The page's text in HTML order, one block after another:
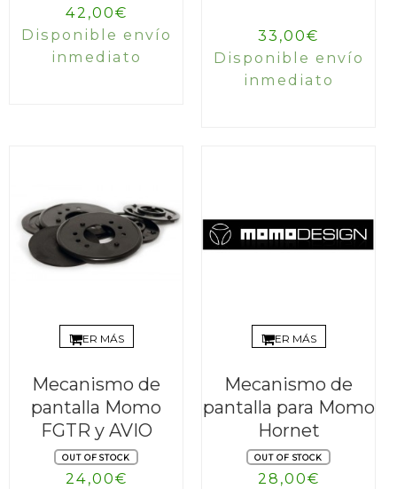
42,00€
Disponible envío
inmediato
33,00€
Disponible envío
inmediato
LEER MÁS
Mecanismo de
pantalla Momo
FGTR y AVIO
OUT OF STOCK
24,00€
LEER MÁS
Mecanismo de
pantalla para Momo
Hornet
OUT OF STOCK
28,00€